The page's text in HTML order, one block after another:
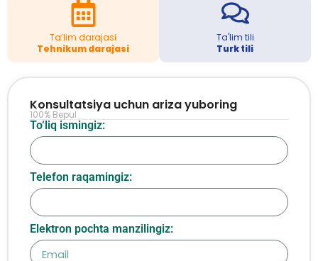
Ta’lim darajasi
Tehnikum darajasi
Ta'lim tili
Turk tili
To‘liq ismingiz:
Telefon raqamingiz:
Elektron pochta manzilingiz:
Konsultatsiya uchun ariza yuboring
100% Bepul